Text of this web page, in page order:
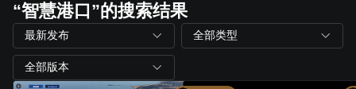
“智慧港口”的搜索结果
最新发布 全部类型
全部版本